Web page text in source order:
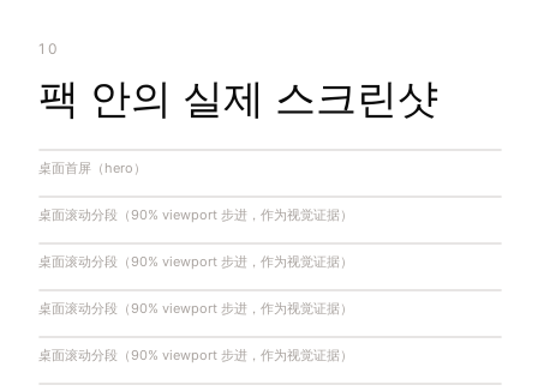
10
팩 안의 실제 스크린샷
桌面首屏（hero）
桌面滚动分段（90% viewport 步进，作为视觉证据）
桌面滚动分段（90% viewport 步进，作为视觉证据）
桌面滚动分段（90% viewport 步进，作为视觉证据）
桌面滚动分段（90% viewport 步进，作为视觉证据）